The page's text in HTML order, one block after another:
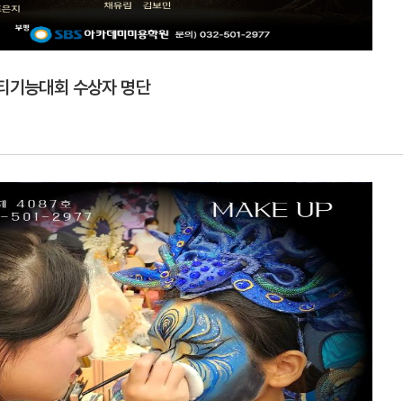
능대회 수상자 명단